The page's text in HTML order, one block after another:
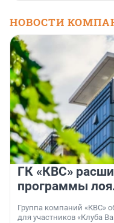
НОВОСТИ
ГК «КВС»
программы
Группа компаний «КВС»
для участников «Клуба